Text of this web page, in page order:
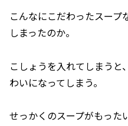
こんなにこだわったスープ
しまったのか。
こしょうを入れてしまうと
わいになってしまう。
せっかくのスープがもった